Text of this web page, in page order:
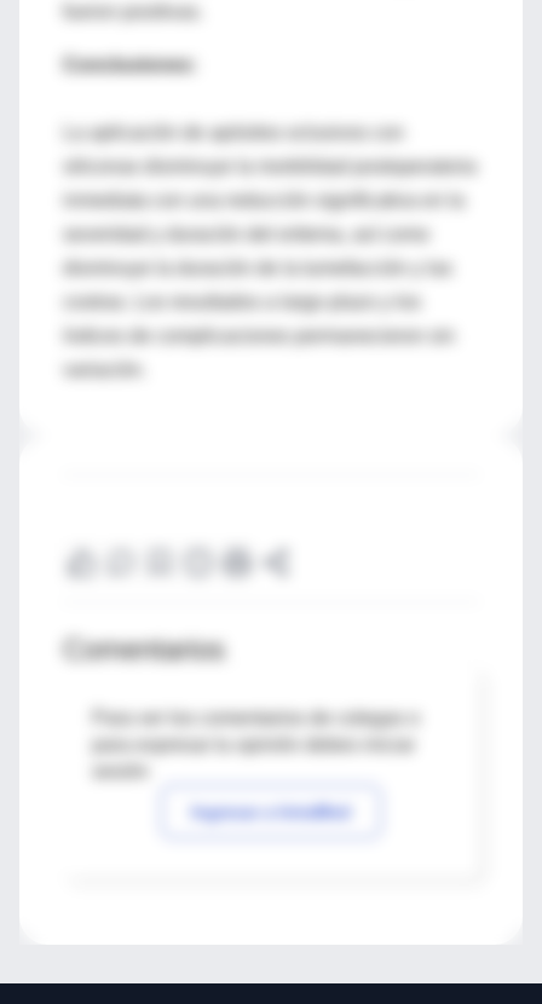
Conclusiones:
La aplicación de apósitos oclusivos con
siliconas disminuye la morbilidad postoperatoria
inmediata con una reducción significativa en la
costras. Los resultados a largo plazo y los
Comentarios
Para ver los comentarios de colegas o
Ingresar a IntraMed